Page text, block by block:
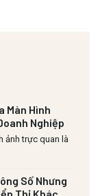
Màn Hình
Nghiệp
ảnh trực quan là
Số Nhưng